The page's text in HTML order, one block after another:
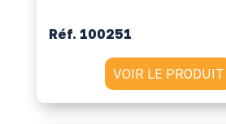
Réf. 100251
VOIR LE PRODUIT